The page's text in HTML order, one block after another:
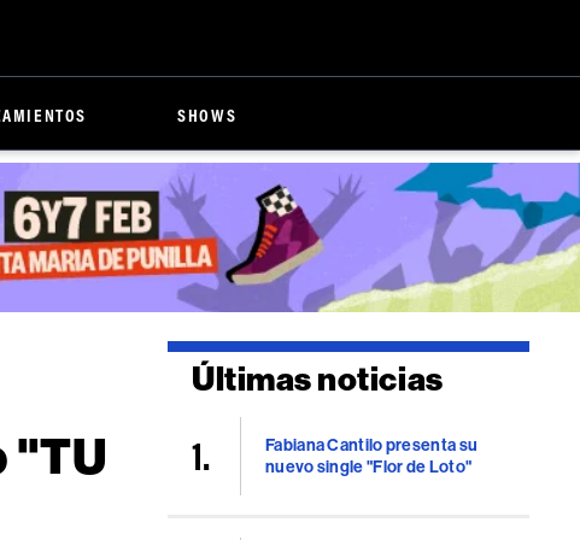
SHOWS
"TU
Últimas noticias
Fabiana Cantilo presenta su
nuevo single "Flor de Loto"